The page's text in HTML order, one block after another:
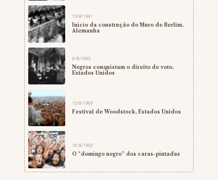
13/8/1961
Início da construção do Muro de Berlim,
Alemanha
6/8/1965
Negros conquistam o direito de voto,
Estados Unidos
15/8/1969
Festival de Woodstock, Estados Unidos
16/8/1992
O “domingo negro” dos caras-pintadas